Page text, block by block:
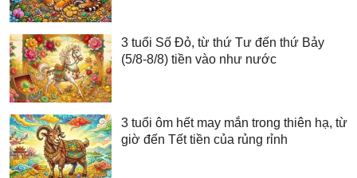
3 tuổi Số Đỏ, từ thứ Tư đến thứ Bảy
(5/8-8/8) tiền vào như nước
3 tuổi ôm hết may mắn trong thiên hạ, từ
giờ đến Tết tiền của rủng rỉnh